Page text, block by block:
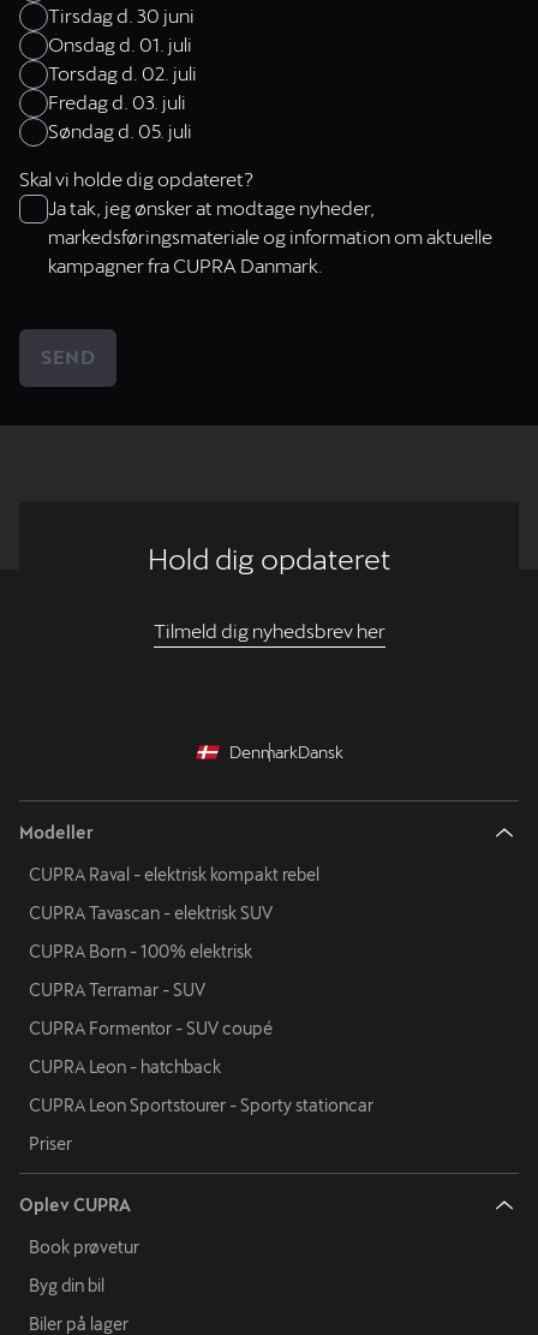
Tirsdag d. 30 juni
Onsdag d. 01. juli
Torsdag d. 02. juli
Fredag d. 03. juli
Søndag d. 05. juli
Skal vi holde dig opdateret?
Ja tak, jeg ønsker at modtage nyheder, ​
markedsføringsmateriale og information om aktuelle
kampagner fra CUPRA Danmark.
Hold dig opdateret
Tilmeld dig nyhedsbrev her
DenmarkDansk
Modeller
CUPRA Raval - elektrisk kompakt rebel
CUPRA Tavascan - elektrisk SUV
CUPRA Born - 100% elektrisk
CUPRA Terramar - SUV
CUPRA Formentor - SUV coupé
CUPRA Leon - hatchback
CUPRA Leon Sportstourer - Sporty stationcar
Priser
Oplev CUPRA
Book prøvetur
Byg din bil
Biler på lager